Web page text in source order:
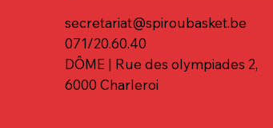
secretariat@spiroubasket.be
071/20.60.40
DÔME | Rue des olympiades 2,
6000 Charleroi